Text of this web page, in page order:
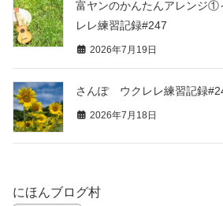
富ヤンのかんたんアレンジ
レレ練習記録#247
2026年7月19日
さんぽ ウクレレ練習記録
2026年7月18日
にほんブログ村